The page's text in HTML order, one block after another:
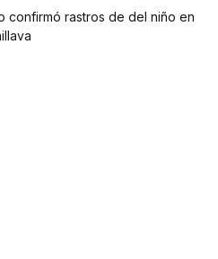
confirmó rastros de del niño en